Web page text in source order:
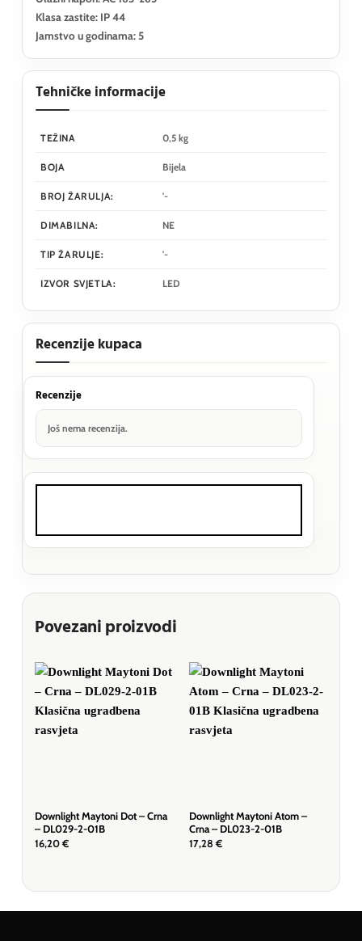
Klasa zastite: IP 44
Jamstvo u godinama: 5
Tehničke informacije
TEŽINA 0,5 kg
BOJA Bijela
BROJ ŽARULJA: '-
DIMABILNA: NE
TIP ŽARULJE: '-
IZVOR SVJETLA: LED
Recenzije kupaca
Recenzije
Još nema recenzija.
Povezani proizvodi
Downlight Maytoni Dot – Crna
– DL029-2-01B
16,20 €
Downlight Maytoni Atom –
Crna – DL023-2-01B
17,28 €